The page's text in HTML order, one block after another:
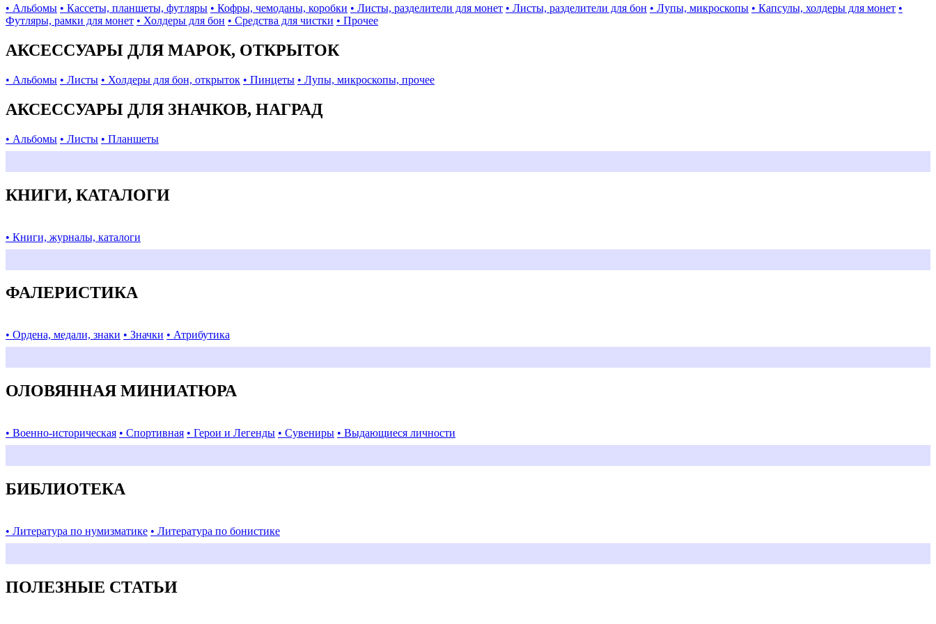
• Альбомы • Кассеты, планшеты, футляры • Кофры, чемоданы, коробки • Листы, разделители для монет • Листы, разделители для бон • Лупы, микроскопы • Капсулы, холдеры для монет •
Футляры, рамки для монет • Холдеры для бон • Средства для чистки • Прочее
АКСЕССУАРЫ ДЛЯ МАРОК, ОТКРЫТОК
• Альбомы • Листы • Холдеры для бон, открыток • Пинцеты • Лупы, микроскопы, прочее
АКСЕССУАРЫ ДЛЯ ЗНАЧКОВ, НАГРАД
• Альбомы • Листы • Планшеты
КНИГИ, КАТАЛОГИ
• Книги, журналы, каталоги
ФАЛЕРИСТИКА
• Ордена, медали, знаки • Значки • Атрибутика
ОЛОВЯННАЯ МИНИАТЮРА
• Военно-историческая • Спортивная • Герои и Легенды • Сувениры • Выдающиеся личности
БИБЛИОТЕКА
• Литература по нумизматике • Литература по бонистике
ПОЛЕЗНЫЕ СТАТЬИ